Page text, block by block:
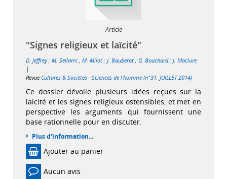
Article
"Signes religieux et laïcité"
D. Jeffrey; M. Sellami ; M. Milot ; J. Bauberot ; G. Bouchard; J. Maclure
|
Revue Cultures & Sociétés - Sciences de l'homme (n°31, JUILLET 2014)
Ce dossier dévoile plusieurs idées reçues sur la
laicité et les signes religieux ostensibles, et met en
perspective les arguments qui fournissent une
base rationnelle pour en discuter.
Plus d'information...
Ajouter au panier
Aucun avis